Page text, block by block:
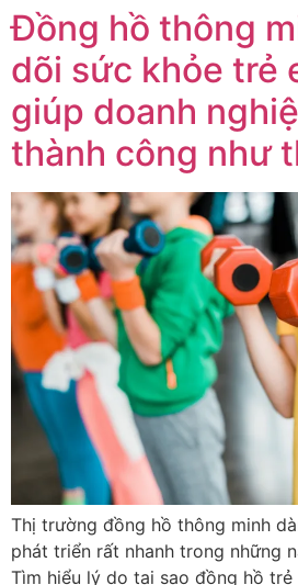
Đồng hồ thông
dõi sức khỏe trẻ
giúp doanh
thành công như
Thị trường đồng hồ thông minh
phát triển rất nhanh trong những
Tìm hiểu lý do tại sao đồng hồ trẻ